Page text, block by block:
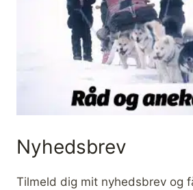
Nyhedsbrev
Tilmeld dig mit nyhedsbrev og